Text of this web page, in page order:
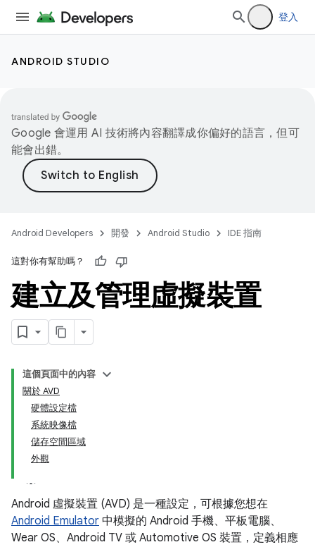
登入
ANDROID STUDIO
Google 會運用 AI 技術將內容翻譯成你偏好的語言，但可
能會出錯。
Android Developers 開發 Android Studio IDE 指南
這對你有幫助嗎？
建立及管理虛擬裝置
這個頁面中的內容
關於 AVD
硬體設定檔
系統映像檔
儲存空間區域
外觀
Android 虛擬裝置 (AVD) 是一種設定，可根據您想在
Android Emulator 中模擬的 Android 手機、平板電腦、
Wear OS、Android TV 或 Automotive OS 裝置，定義相應